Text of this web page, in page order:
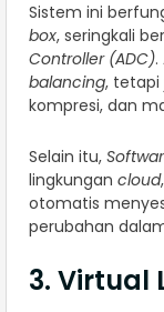
Sistem ini
box, seringkali
Controller (ADC)
balancing,
kompresi, dan
Selain itu,
lingkungan cloud
otomatis
perubahan
3. Virtual